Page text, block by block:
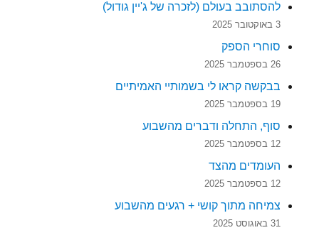
להסתובב בעולם (לזכרה של ג'יין גודול)
3 באוקטובר 2025
סוחרי הספק
26 בספטמבר 2025
בבקשה קראו לי בשמותיי האמיתיים
19 בספטמבר 2025
סוף, התחלה ודברים מהשבוע
12 בספטמבר 2025
העומדים מהצד
12 בספטמבר 2025
צמיחה מתוך קושי + רגעים מהשבוע
31 באוגוסט 2025